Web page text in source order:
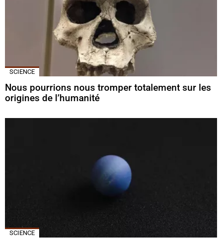
SCIENCE
Nous pourrions nous tromper totalement sur les
origines de l’humanité
SCIENCE